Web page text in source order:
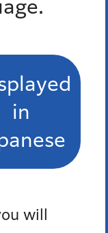
in
will
福祉係
福祉係
福祉係